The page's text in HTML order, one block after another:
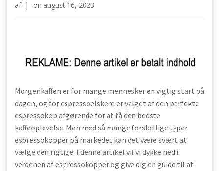
af | on august 16, 2023
Morgenkaffen er for mange mennesker en vigtig start på
dagen, og for espressoelskere er valget af den perfekte
espressokop afgørende for at få den bedste
kaffeoplevelse. Men med så mange forskellige typer
espressokopper på markedet kan det være svært at
vælge den rigtige. I denne artikel vil vi dykke ned i
verdenen af espressokopper og give dig en guide til at